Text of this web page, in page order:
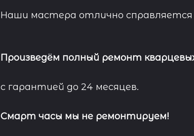
Наши мастера отлично
Произведём полный ремонт
с гарантией до 24 месяцев.
Смарт часы мы не ремонтируем!